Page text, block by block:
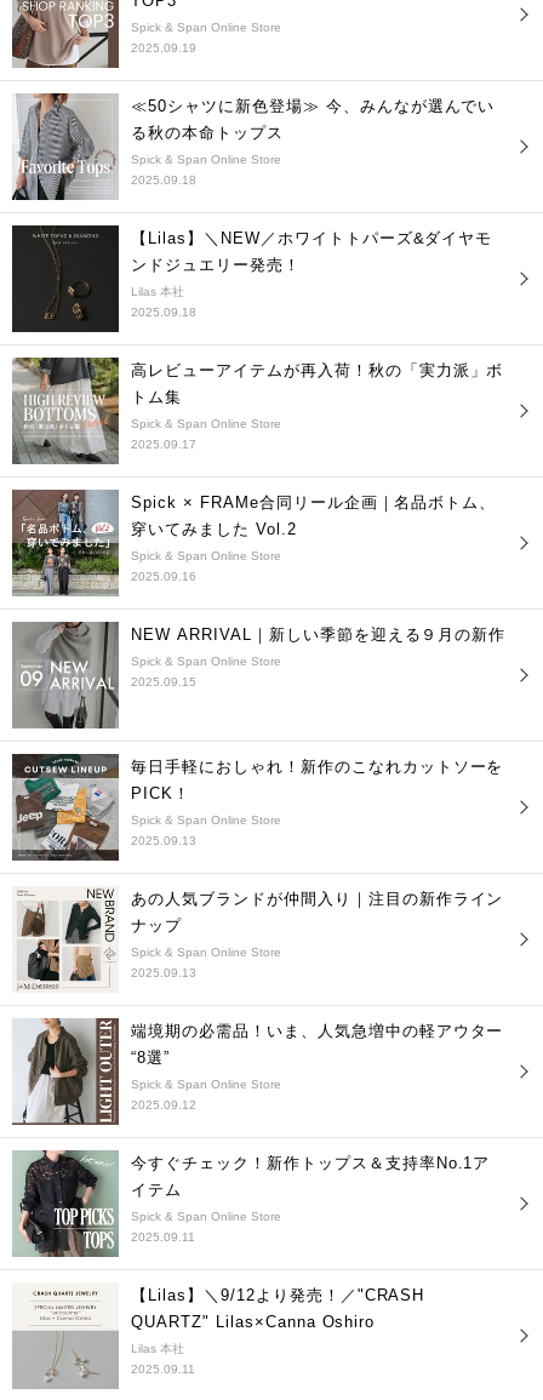
Spick & Span Online Store
2025.09.19
≪50シャツに新色登場≫ 今、みんなが選んでい
る秋の本命トップス
Spick & Span Online Store
2025.09.18
【Lilas】＼NEW／ホワイトトパーズ&ダイヤモ
ンドジュエリー発売！
Lilas 本社
2025.09.18
高レビューアイテムが再入荷！秋の「実力派」ボ
トム集
Spick & Span Online Store
2025.09.17
Spick × FRAMe合同リール企画｜名品ボトム、
穿いてみました Vol.2
Spick & Span Online Store
2025.09.16
NEW ARRIVAL｜新しい季節を迎える９月の新作
Spick & Span Online Store
2025.09.15
毎日手軽におしゃれ！新作のこなれカットソーを
PICK！
Spick & Span Online Store
2025.09.13
あの人気ブランドが仲間入り｜注目の新作ライン
ナップ
Spick & Span Online Store
2025.09.13
端境期の必需品！いま、人気急増中の軽アウター
“8選”
Spick & Span Online Store
2025.09.12
今すぐチェック！新作トップス＆支持率No.1ア
イテム
Spick & Span Online Store
2025.09.11
【Lilas】＼9/12より発売！／"CRASH
QUARTZ" Lilas×Canna Oshiro
Lilas 本社
2025.09.11